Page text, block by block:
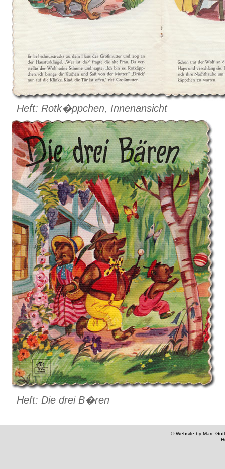
Heft: Rotk�ppchen, Innenansicht
Heft: Die drei B�ren
© Website by Marc